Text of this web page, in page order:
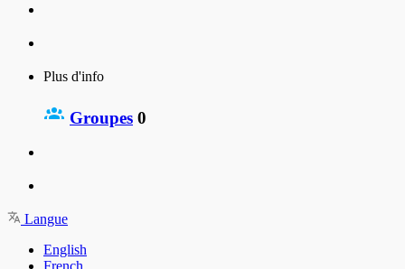
Plus d'info
Groupes 0
Langue
English
French